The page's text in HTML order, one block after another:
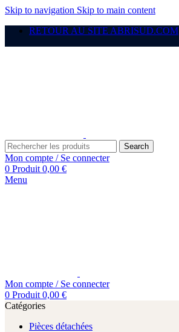
Skip to navigation Skip to main content
RETOUR AU SITE ABRISUD.COM
Search
Mon compte / Se connecter
0 Produit 0,00 €
Menu
Mon compte / Se connecter
0 Produit 0,00 €
Catégories
Pièces détachées